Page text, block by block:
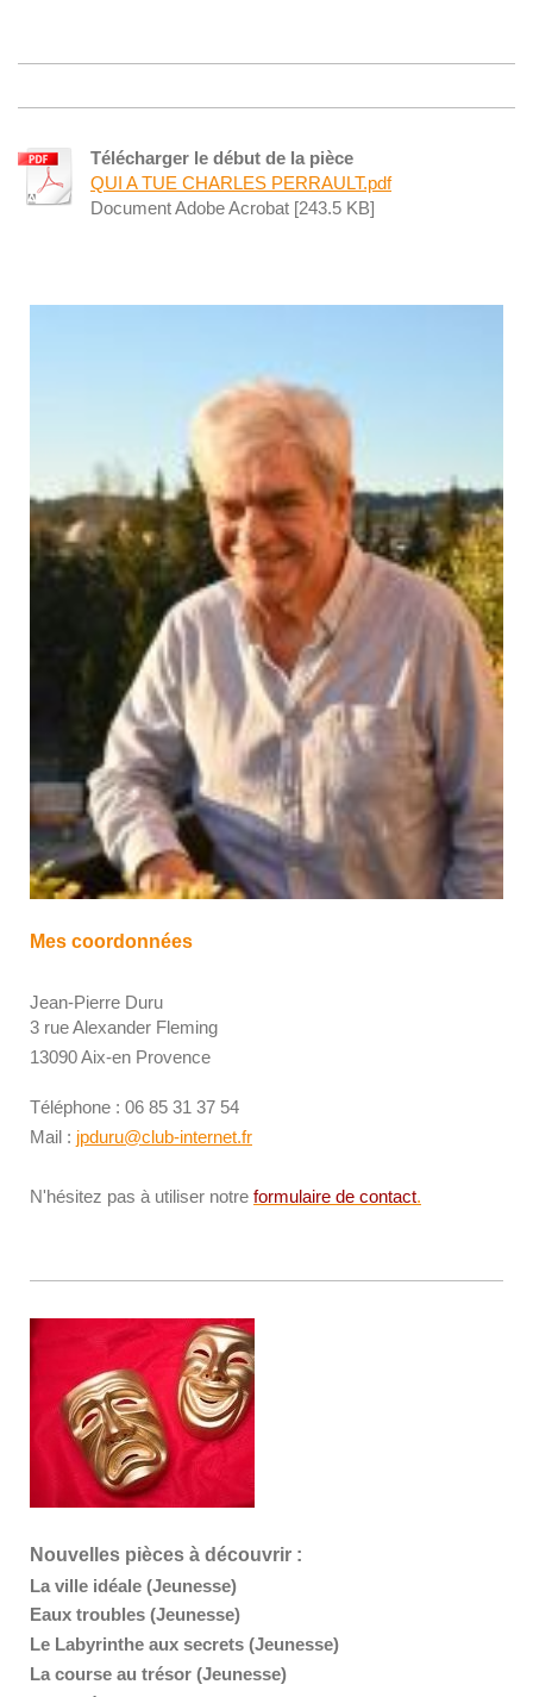
Télécharger le début de la pièce
QUI A TUE CHARLES PERRAULT.pdf
Document Adobe Acrobat [243.5 KB]
Mes coordonnées
Jean-Pierre Duru
3 rue Alexander Fleming
13090 Aix-en Provence
Téléphone : 06 85 31 37 54
Mail : jpduru@club-internet.fr
N'hésitez pas à utiliser notre formulaire de contact.
Nouvelles pièces à découvrir :
La ville idéale (Jeunesse)
Eaux troubles (Jeunesse)
Le Labyrinthe aux secrets (Jeunesse)
La course au trésor (Jeunesse)